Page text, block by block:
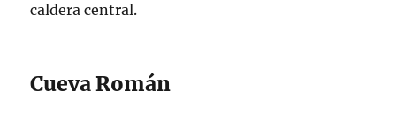
caldera central.
Cueva Román